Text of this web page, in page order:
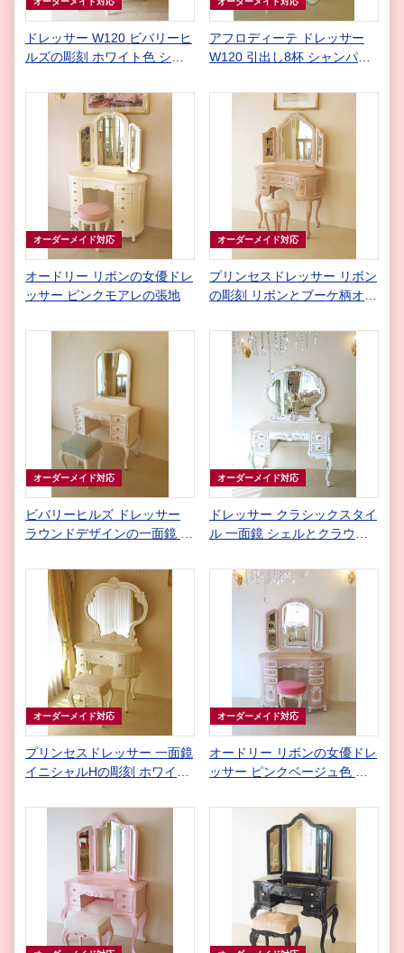
ドレッサー W120 ビバリーヒ
ルズの彫刻 ホワイト色 シャ
アフロディーテ ドレッサー
W120 引出し8杯 シャンパン
オーダーメイド対応
オードリー リボンの女優ドレ
ッサー ピンクモアレの張地
オーダーメイド対応
プリンセスドレッサー リボン
の彫刻 リボンとブーケ柄オフ
オーダーメイド対応
ビバリーヒルズ ドレッサー
ラウンドデザインの一面鏡 引
ム・ココ色 スツール シェル
の彫刻 ロココスタイル グレ
イッシュブルーの張り地
オーダーメイド対応
ドレッサー クラシックスタイ
ル 一面鏡 シェルとクラウン
コ色
オーダーメイド対応
プリンセスドレッサー 一面鏡
イニシャルHの彫刻 ホワイト
バリーヒルズスツール
オーダーメイド対応
オードリー リボンの女優ドレ
ッサー ピンクベージュ色 シ